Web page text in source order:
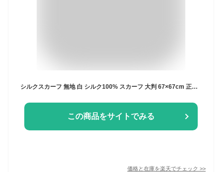
この商品をサイトでみる
価格と在庫を楽天でチェック >>